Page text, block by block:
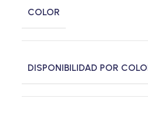
COLOR
DISPONIBILIDAD POR